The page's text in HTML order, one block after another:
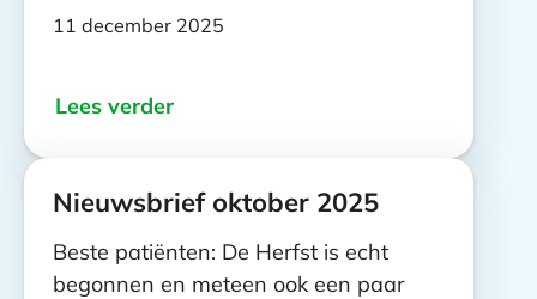
11 december 2025
Lees verder
Nieuwsbrief oktober 2025
Beste patiënten: De Herfst is echt
begonnen en meteen ook een paar